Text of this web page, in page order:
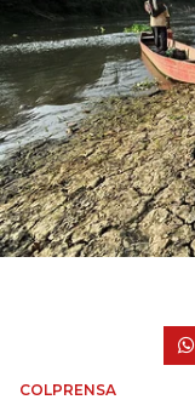
COLPRENSA